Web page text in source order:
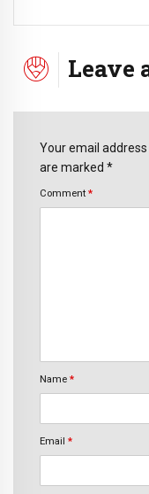
Leave
Your email
are marked *
Comment *
Name *
Email *